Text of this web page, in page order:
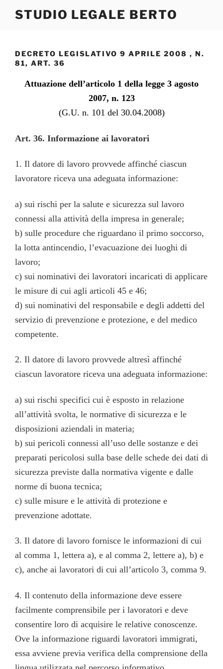
STUDIO LEGALE BERTO
DECRETO LEGISLATIVO 9 APRILE 2008 , N.
81, ART. 36
Attuazione dell’articolo 1 della legge 3 agosto
2007, n. 123
(G.U. n. 101 del 30.04.2008)
Art. 36. Informazione ai lavoratori
1. Il datore di lavoro provvede affinché ciascun
lavoratore riceva una adeguata informazione:
a) sui rischi per la salute e sicurezza sul lavoro
connessi alla attività della impresa in generale;
b) sulle procedure che riguardano il primo soccorso,
la lotta antincendio, l’evacuazione dei luoghi di
lavoro;
c) sui nominativi dei lavoratori incaricati di applicare
le misure di cui agli articoli 45 e 46;
d) sui nominativi del responsabile e degli addetti del
servizio di prevenzione e protezione, e del medico
competente.
2. Il datore di lavoro provvede altresì affinché
ciascun lavoratore riceva una adeguata informazione:
a) sui rischi specifici cui è esposto in relazione
all’attività svolta, le normative di sicurezza e le
disposizioni aziendali in materia;
b) sui pericoli connessi all’uso delle sostanze e dei
preparati pericolosi sulla base delle schede dei dati di
sicurezza previste dalla normativa vigente e dalle
norme di buona tecnica;
c) sulle misure e le attività di protezione e
prevenzione adottate.
3. Il datore di lavoro fornisce le informazioni di cui
al comma 1, lettera a), e al comma 2, lettere a), b) e
c), anche ai lavoratori di cui all’articolo 3, comma 9.
4. Il contenuto della informazione deve essere
facilmente comprensibile per i lavoratori e deve
consentire loro di acquisire le relative conoscenze.
Ove la informazione riguardi lavoratori immigrati,
essa avviene previa verifica della comprensione della